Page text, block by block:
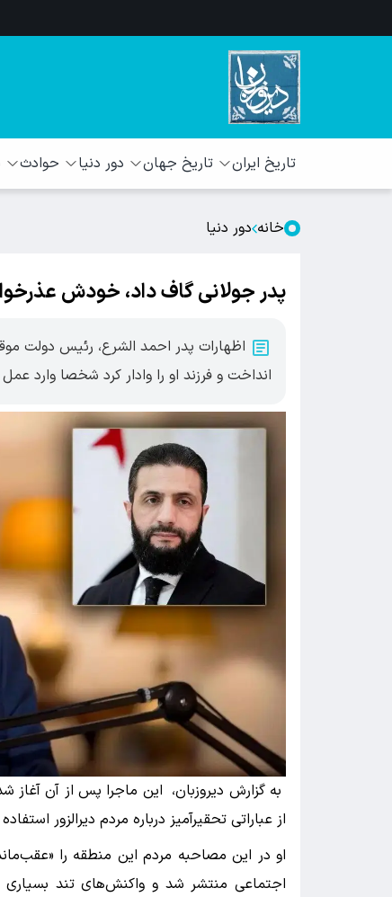
تاریخ ایران تاریخ جهان دور دنیا حوادث
خانه دور دنیا
پدر جولانی گاف داد، خودش
اظهارات پدر احمد الشرع، رئیس دولت
انداخت و فرزند او را وادار کرد شخصا وارد
به گزارش دیروزبان، این ماجرا پس از آن
از عباراتی تحقیرآمیز درباره مردم دیرالزور
او در این مصاحبه مردم این منطقه را
اجتماعی منتشر شد و واکنش‌های تند بسیاری